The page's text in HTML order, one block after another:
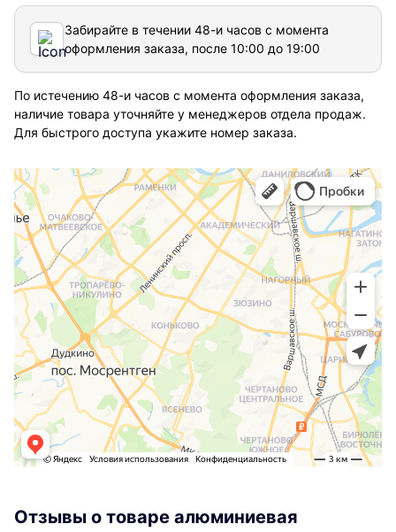
Забирайте в течении 48-и часов с момента
оформления заказа, после 10:00 до 19:00
По истечению 48-и часов с момента оформления заказа,
наличие товара уточняйте у менеджеров отдела продаж.
Для быстрого доступа укажите номер заказа.
Отзывы о товаре алюминиевая